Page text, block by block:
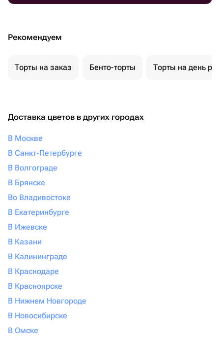
Рекомендуем
Торты на заказ Бенто-торты Торты на день
Доставка цветов в других городах
В Москве
В Санкт-Петербурге
В Волгограде
В Брянске
Во Владивостоке
В Екатеринбурге
В Ижевске
В Казани
В Калининграде
В Краснодаре
В Красноярске
В Нижнем Новгороде
В Новосибирске
В Омске